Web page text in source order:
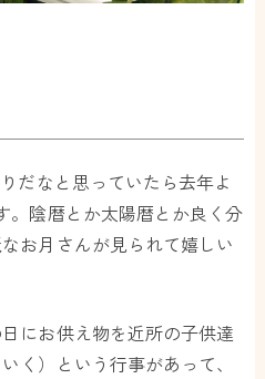
だなと思っていたら去年よ
。陰暦とか太陽暦とか良く分
お月さんが見られて嬉しい
にお供え物を近所の子供達
く）という行事があって、